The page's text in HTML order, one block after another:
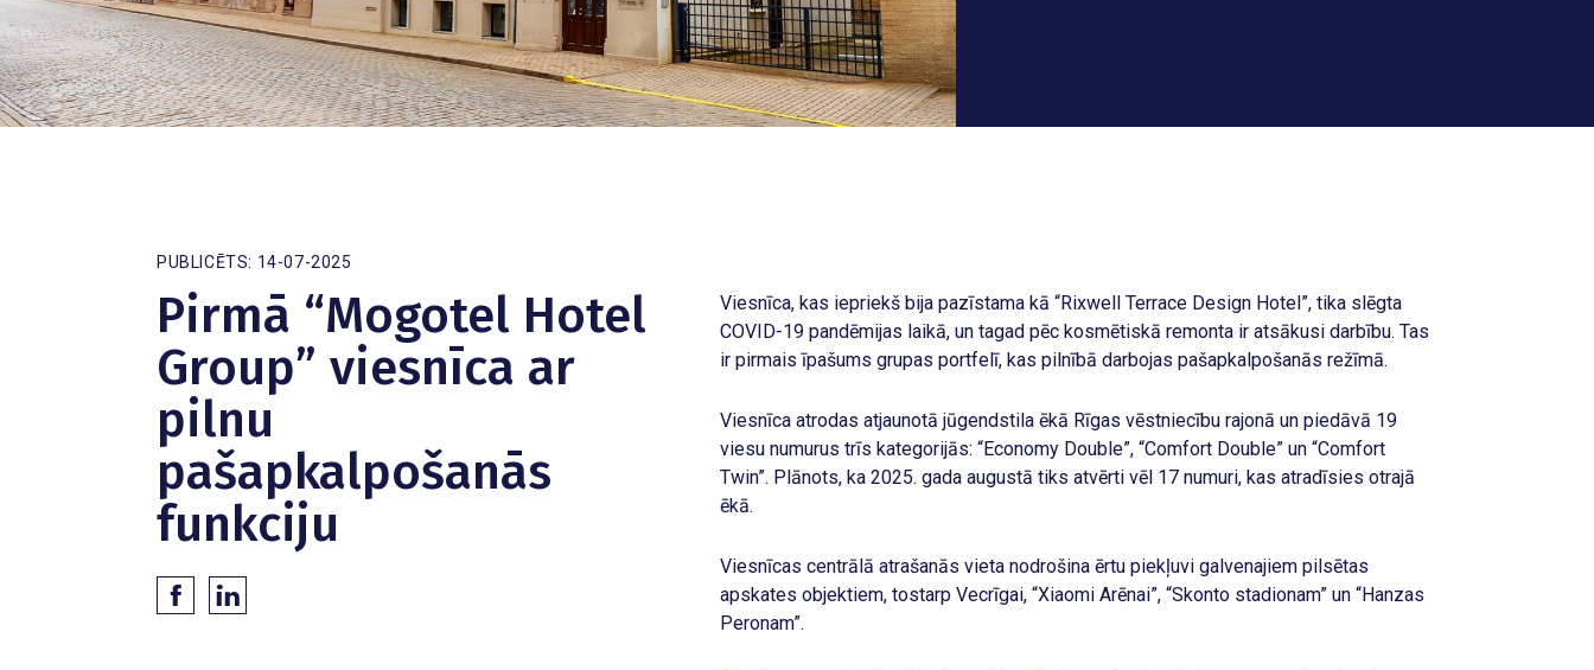
PUBLICĒTS: 14-07-2025
Pirmā “Mogotel Hotel
Group” viesnīca ar
pilnu
pašapkalpošanās
funkciju
Viesnīca, kas iepriekš bija pazīstama kā “Rixwell Terrace Design Hotel”, tika slēgta
COVID-19 pandēmijas laikā, un tagad pēc kosmētiskā remonta ir atsākusi darbību. Tas
ir pirmais īpašums grupas portfelī, kas pilnībā darbojas pašapkalpošanās režīmā.
Viesnīca atrodas atjaunotā jūgendstila ēkā Rīgas vēstniecību rajonā un piedāvā 19
viesu numurus trīs kategorijās: “Economy Double”, “Comfort Double” un “Comfort
Twin”. Plānots, ka 2025. gada augustā tiks atvērti vēl 17 numuri, kas atradīsies otrajā
ēkā.
Viesnīcas centrālā atrašanās vieta nodrošina ērtu piekļuvi galvenajiem pilsētas
apskates objektiem, tostarp Vecrīgai, “Xiaomi Arēnai”, “Skonto stadionam” un “Hanzas
Peronam”.